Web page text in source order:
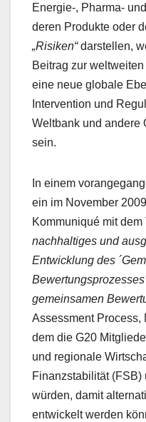
Energie-, Pharma-
deren Produkte oder
„Risiken“darstellen,
Beitrag zur
eine neue globale
Intervention und
Weltbank und andere
sein.
In einem
ein im November
Kommuniqué mit dem
nachhaltiges und
Entwicklung des
gemeinsamen
Assessment Process,
dem die G20
und regionale
Finanzstabilität (FSB)
würden, damit
entwickelt werden